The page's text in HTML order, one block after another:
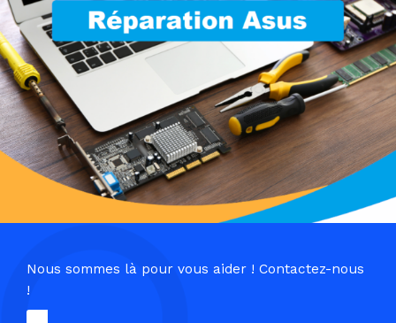
Nous sommes là pour vous aider ! Contactez-nous
!